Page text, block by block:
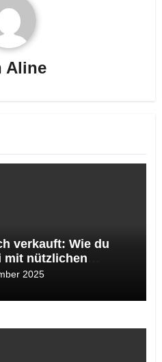
Aline
verkauft: Wie du
mit nützlichen
Vertrauen
2025